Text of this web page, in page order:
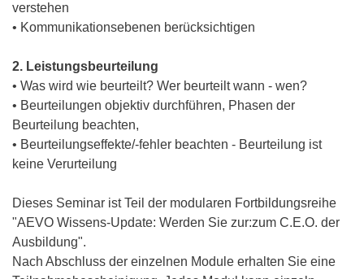
verstehen
• Kommunikationsebenen berücksichtigen
2. Leistungsbeurteilung
• Was wird wie beurteilt? Wer beurteilt wann - wen?
• Beurteilungen objektiv durchführen, Phasen der
Beurteilung beachten,
• Beurteilungseffekte/-fehler beachten - Beurteilung ist
keine Verurteilung
Dieses Seminar ist Teil der modularen Fortbildungsreihe
"AEVO Wissens-Update: Werden Sie zur:zum C.E.O. der
Ausbildung".
Nach Abschluss der einzelnen Module erhalten Sie eine